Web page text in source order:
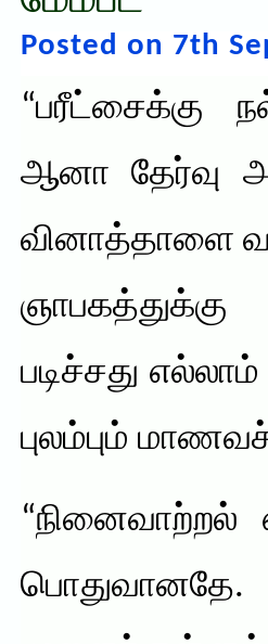
Posted on 7th
“பரீட்சைக்கு
ஆனா தேர்வு
வினாத்தாளை
படிச்சது
புலம்பும்
“நினைவாற்றல்